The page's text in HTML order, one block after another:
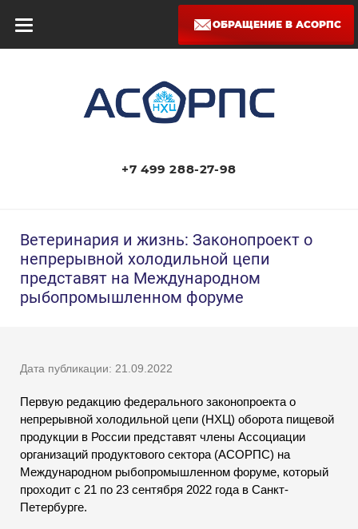
ОБРАЩЕНИЕ В АСОРПС
+7 499 288-27-98
Ветеринария и жизнь: Законопроект о
непрерывной холодильной цепи
представят на Международном
рыбопромышленном форуме
Дата публикации: 21.09.2022
Первую редакцию федерального законопроекта о
непрерывной холодильной цепи (НХЦ) оборота пищевой
продукции в России представят члены Ассоциации
организаций продуктового сектора (АСОРПС) на
Международном рыбопромышленном форуме, который
проходит с 21 по 23 сентября 2022 года в Санкт-
Петербурге.